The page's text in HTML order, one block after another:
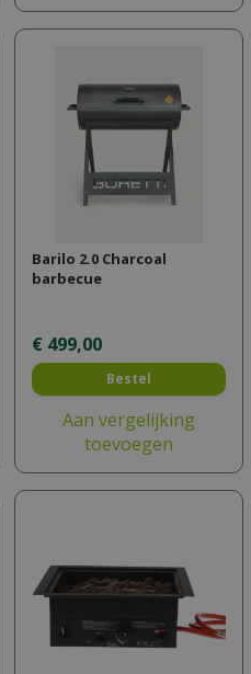
Barilo 2.0 Charcoal
barbecue
€ 499,00
Bestel
Aan vergelijking
toevoegen